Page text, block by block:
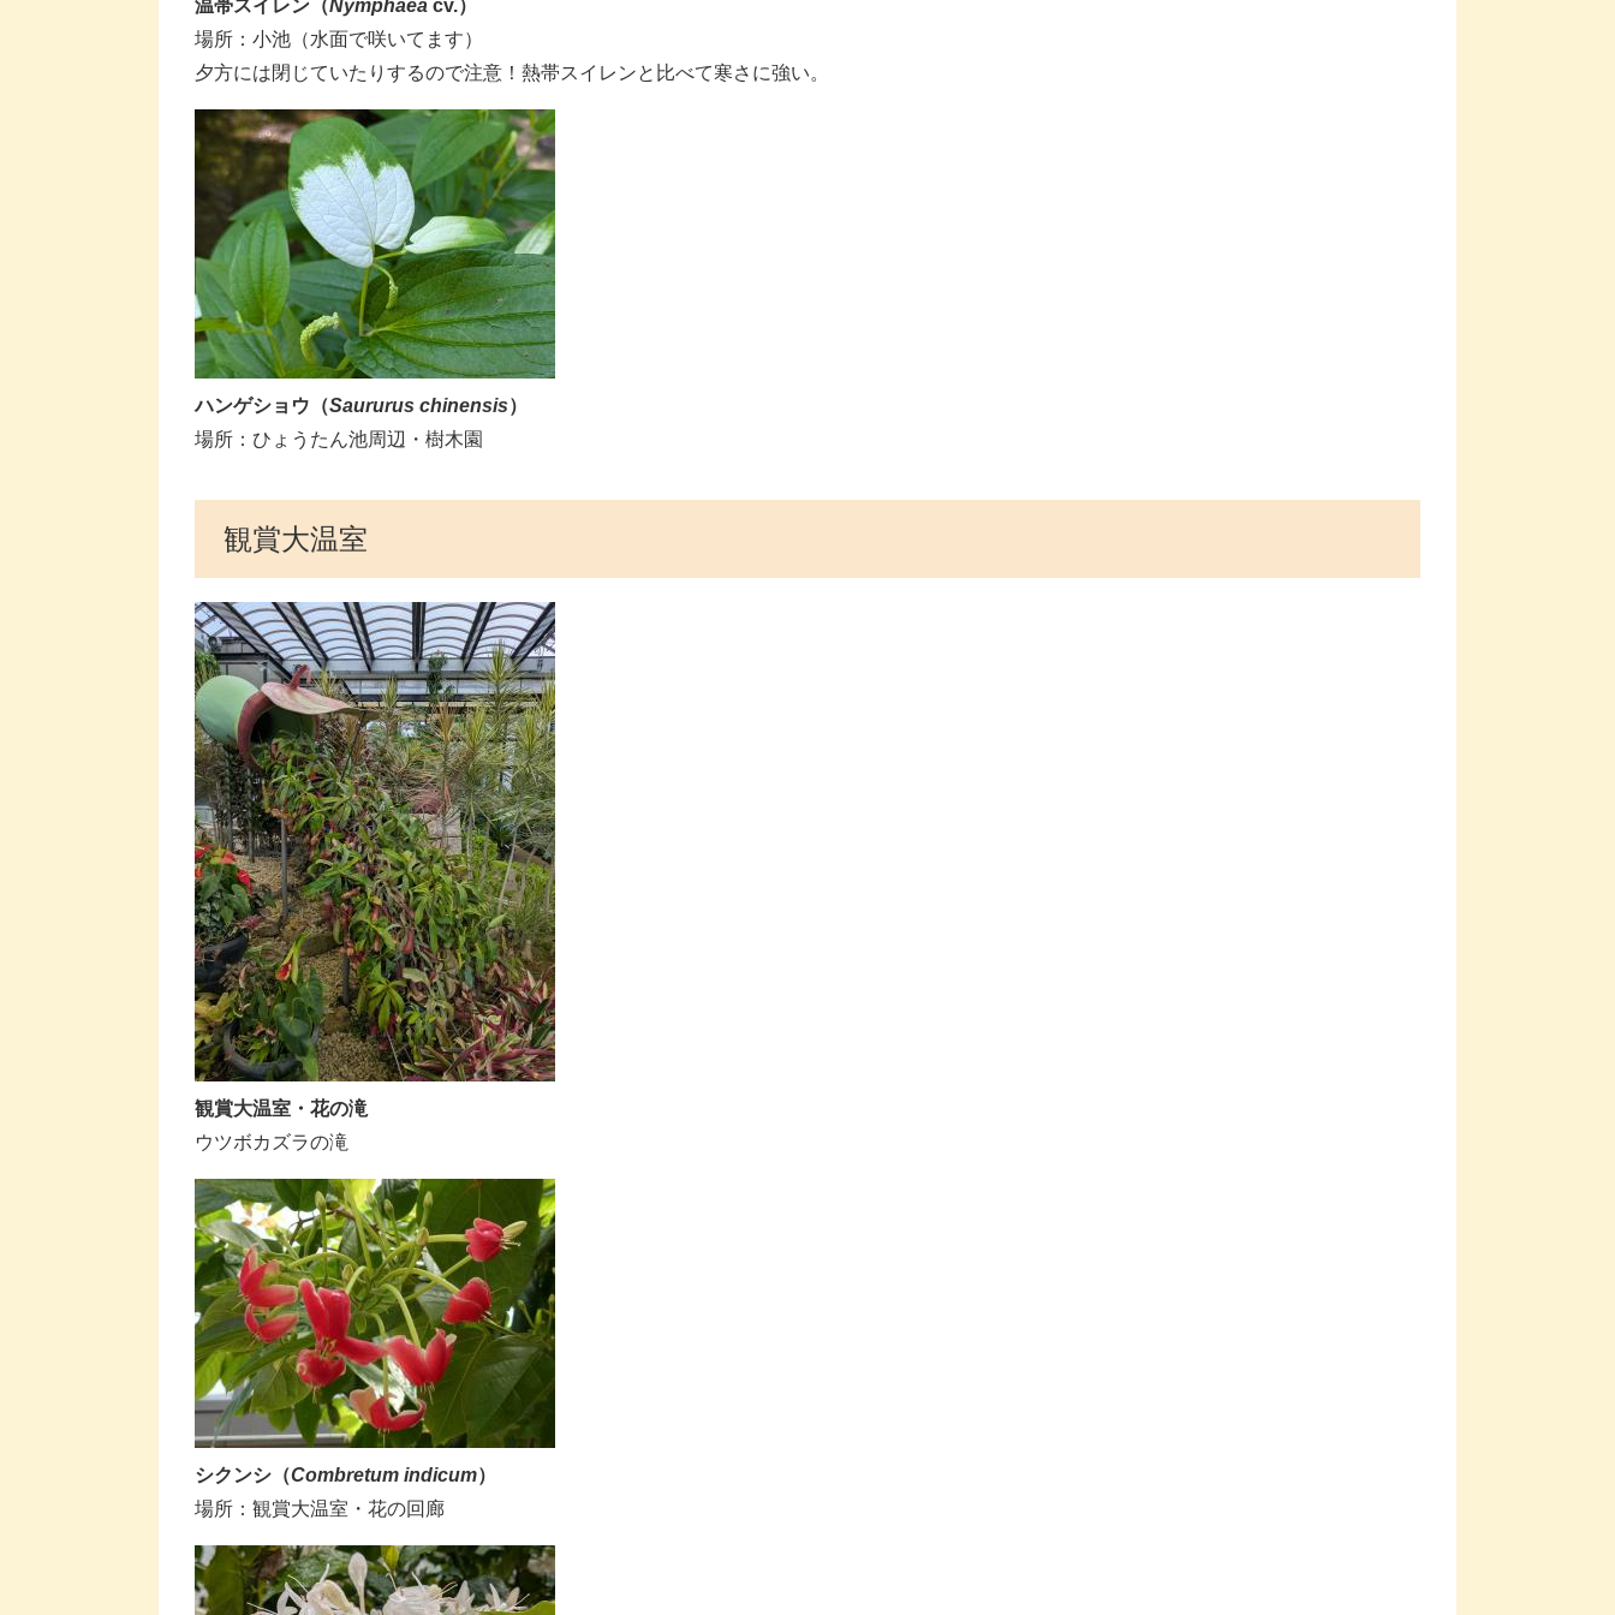
温帯スイレン （Nymphaea cv.）
場所：​小池（水面で咲いてます）
夕方には閉じていたりするので注意！熱帯スイレンと比べて寒さに強い。
ハンゲショウ （Saururus chinensis）
​場所：ひょうたん池周辺・樹木園
観賞大温室
​観賞大温室・花の滝
ウツボカズラの滝
シクンシ（Combretum indicum​）
場所：​観賞大温室・花の回廊